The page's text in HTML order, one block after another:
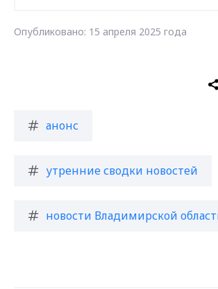
Опубликовано: 15 апреля 2025 года
анонс
утренние сводки новостей
новости Владимирской